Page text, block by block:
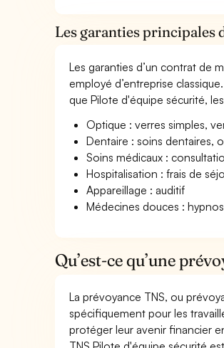
Les garanties principales
Les garanties d’un contrat de
employé d’entreprise
que Pilote d'équipe sécurité,
Optique : verres simples,
Dentaire : soins dentaires,
Soins médicaux :
Hospitalisation : frais de
Appareillage : auditif
Médecines douces :
Qu’est-ce qu’une
La prévoyance TNS, ou
spécifiquement pour les
protéger leur avenir financier